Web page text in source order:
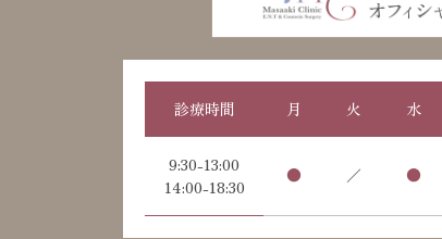
診療時間 月 火 水
9:30-13:00
14:00-18:30
● ／ ●